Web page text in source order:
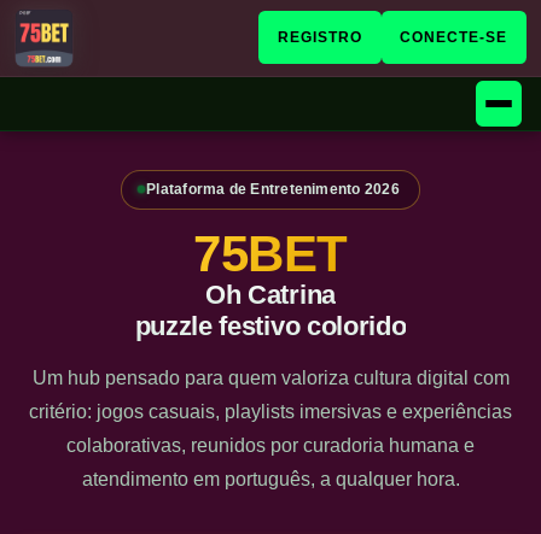
REGISTRO CONECTE-SE
Plataforma de Entretenimento 2026
75BET
Oh Catrina
puzzle festivo colorido
Um hub pensado para quem valoriza cultura digital com
critério: jogos casuais, playlists imersivas e experiências
colaborativas, reunidos por curadoria humana e
atendimento em português, a qualquer hora.